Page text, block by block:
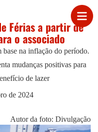
Férias a partir de
o associado
na inflação do período.
mudanças positivas para
de lazer
de 2024
Autor da foto: Divulgação